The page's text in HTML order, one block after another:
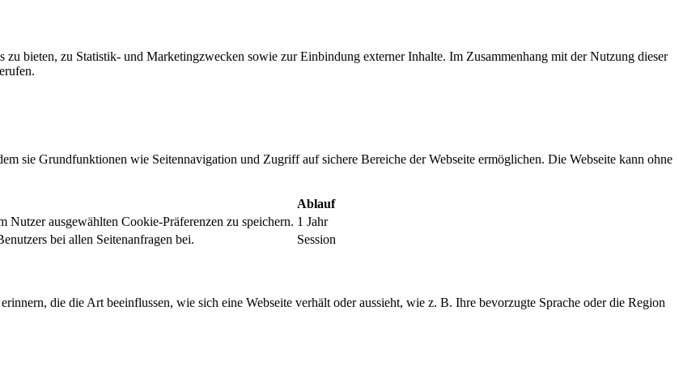
bieten, zu Statistik- und Marketingzwecken sowie zur Einbindung externer Inhalte. Im Zusammenhang mit der Nutzung dieser
sie Grundfunktionen wie Seitennavigation und Zugriff auf sichere Bereiche der Webseite ermöglichen. Die Webseite kann ohne
Ablauf
Nutzer ausgewählten Cookie-Präferenzen zu speichern. 1 Jahr
bei allen Seitenanfragen bei. Session
die die Art beeinflussen, wie sich eine Webseite verhält oder aussieht, wie z. B. Ihre bevorzugte Sprache oder die Region